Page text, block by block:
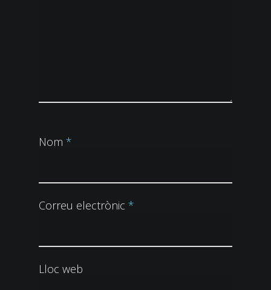
Nom *
Correu electrònic *
Lloc web